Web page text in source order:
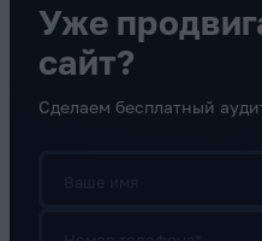
Уже
сайт?
Сделаем бесплатный